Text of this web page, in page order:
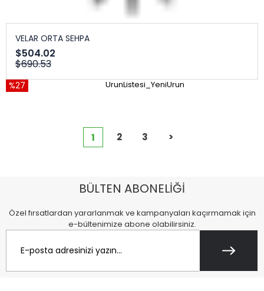
VELAR ORTA SEHPA
$504.02
$690.53
%27 UrunListesi_YeniUrun
1 2 3 >
BÜLTEN ABONELİĞİ
Özel fırsatlardan yararlanmak ve kampanyaları kaçırmamak için
e-bültenimize abone olabilirsiniz.